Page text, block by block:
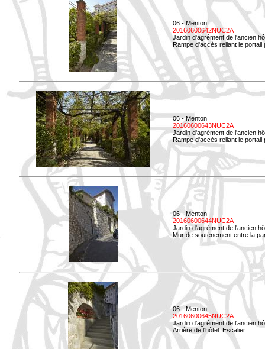
06 - Menton
20160600642NUC2A
Jardin d'agrément de l'ancien
Rampe d'accès reliant le portail
06 - Menton
20160600643NUC2A
Jardin d'agrément de l'ancien
Rampe d'accès reliant le portail
06 - Menton
20160600644NUC2A
Jardin d'agrément de l'ancien
Mur de soutènement entre la
06 - Menton
20160600645NUC2A
Jardin d'agrément de l'ancien
Arrière de l'hôtel. Escalier.